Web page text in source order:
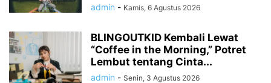
admin - Kamis, 6 Agustus 2026
BLINGOUTKID Kembali Lewat
“Coffee in the Morning,” Potret
Lembut tentang Cinta...
admin - Senin, 3 Agustus 2026